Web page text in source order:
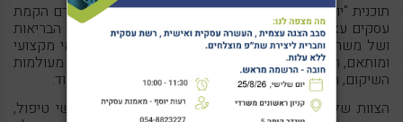
תוכנית "יוזמה "מבית יוזמה דרך הלב שמה לה למטרה לקדם הקמת
עסקים עצמאיים של מקבלי שירותי סל שיקום של משרד הבריאות
ושל משרד הביטחון, אנו נותנים שירותי ליווי עסקי שיקומי מקצועי
ומותאם, הן עסקית והן רגשית תוך שימוש בכלים פרקטיים מעולמות
השיקום, האימון, מדעי ההתנהגות, הפיתוח והליווי העסקי ועוד.
הצוות שלנו כולל אנשי מקצוע ממגוון תחומים בהם אנשי טיפול,